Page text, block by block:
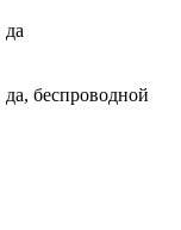
да
да, беспроводной